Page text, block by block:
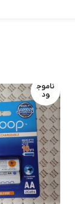
ناموج
ود